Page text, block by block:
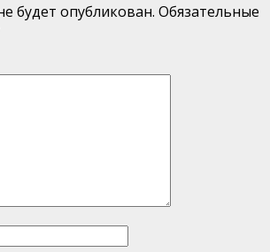
будет опубликован. Обязательные